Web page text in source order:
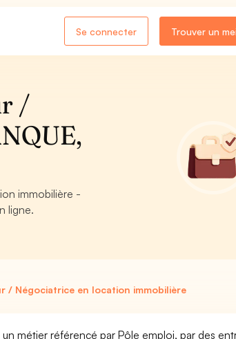
Se connecter Trouver un
/
immobilière -
ligne.
/ Négociatrice en location immobilière
métier référencé par Pôle emploi, par des